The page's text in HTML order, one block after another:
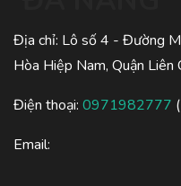
Địa chỉ: Lô số 4 - Đường
Hòa Hiệp Nam, Quận Liên
Điện thoại: 0971982777
Email: